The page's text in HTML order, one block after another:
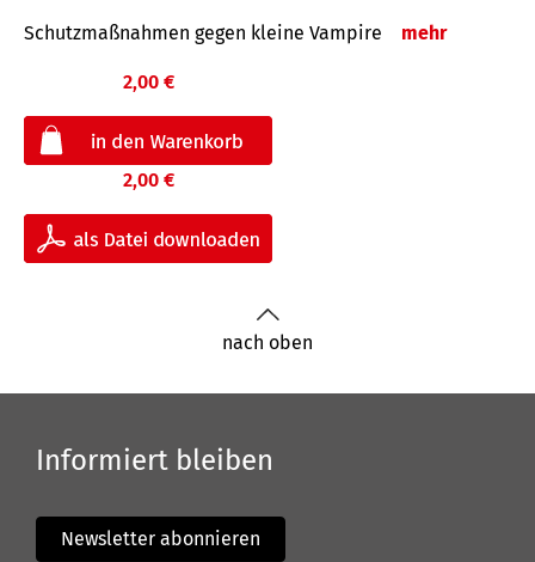
Schutz­maß­nahmen gegen kleine Vampire mehr
2,00 €
2,00 €
nach oben
Informiert bleiben
Newsletter abonnieren